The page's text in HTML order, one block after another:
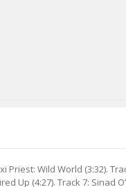
Wild World (3:32).
Up (4:27). Track 7: